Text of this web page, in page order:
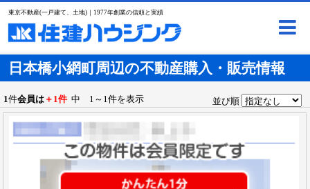
東京不動産(一戸建て、土地)｜1977年創業の信頼と実績
日本橋小網町周辺の不動産購入・販売情報
1件会員は ＋1件 中 1～1件を表示 並び順